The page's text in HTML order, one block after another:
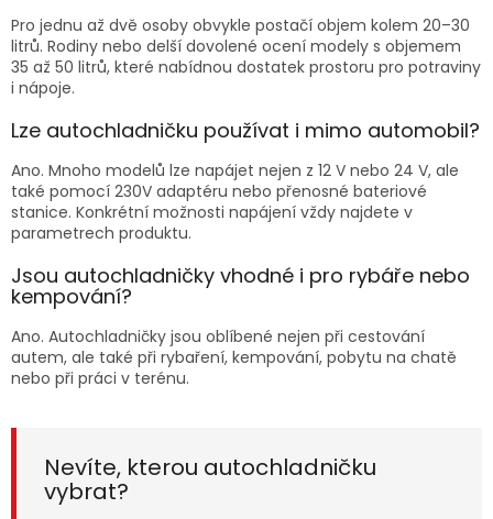
Pro jednu až dvě osoby obvykle postačí objem kolem 20–30
litrů. Rodiny nebo delší dovolené ocení modely s objemem
35 až 50 litrů, které nabídnou dostatek prostoru pro potraviny
i nápoje.
Lze autochladničku používat i mimo automobil?
Ano. Mnoho modelů lze napájet nejen z 12 V nebo 24 V, ale
také pomocí 230V adaptéru nebo přenosné bateriové
stanice. Konkrétní možnosti napájení vždy najdete v
parametrech produktu.
Jsou autochladničky vhodné i pro rybáře nebo
kempování?
Ano. Autochladničky jsou oblíbené nejen při cestování
autem, ale také při rybaření, kempování, pobytu na chatě
nebo při práci v terénu.
Nevíte, kterou autochladničku
vybrat?